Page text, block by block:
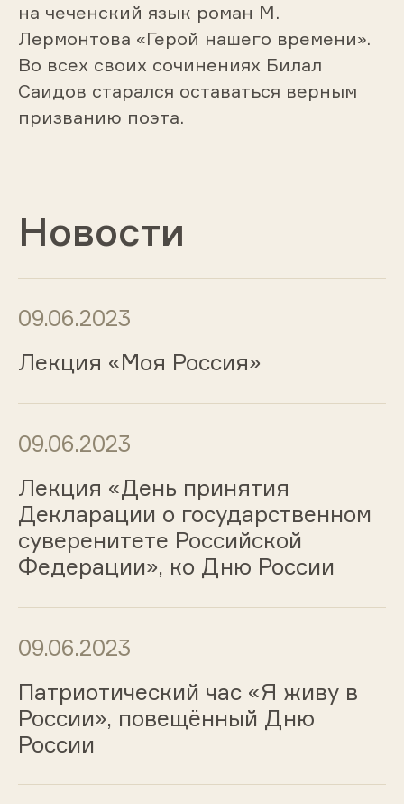
на чеченский язык роман М.
Лермонтова «Герой нашего времени».
Во всех своих сочинениях Билал
Саидов старался оставаться верным
призванию поэта.
Новости
09.06.2023
Лекция «Моя Россия»
09.06.2023
Лекция «День принятия
Декларации о государственном
суверенитете Российской
Федерации», ко Дню России
09.06.2023
Патриотический час «Я живу в
России», повещённый Дню
России